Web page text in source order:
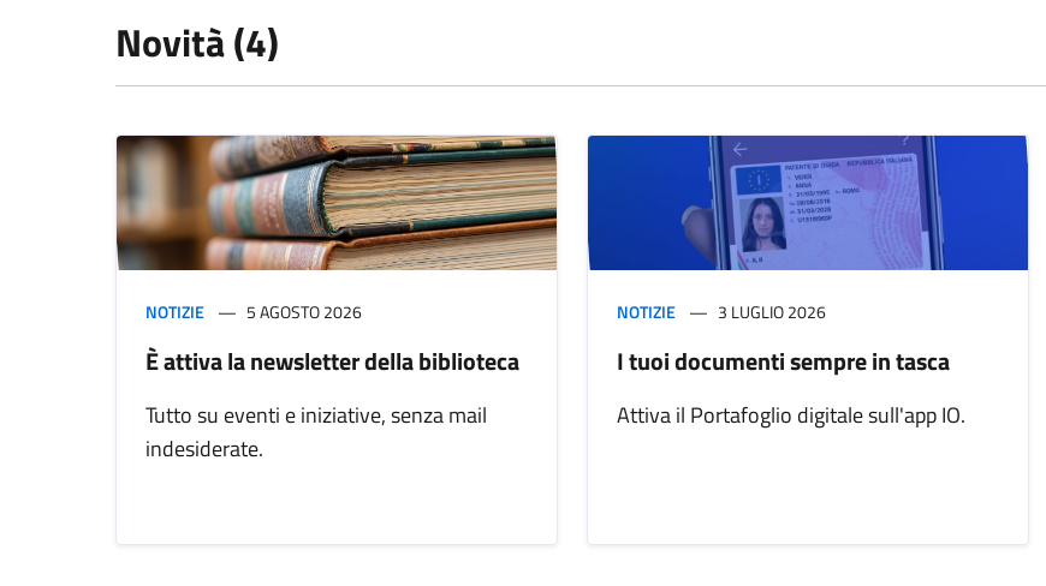
Novità (4)
NOTIZIE 5 AGOSTO 2026
È attiva la newsletter della biblioteca
Tutto su eventi e iniziative, senza mail
indesiderate.
NOTIZIE 3 LUGLIO 2026
I tuoi documenti sempre in tasca
Attiva il Portafoglio digitale sull'app IO.